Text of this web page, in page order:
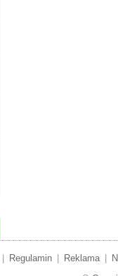
Regulamin Reklama